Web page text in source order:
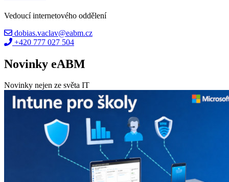
Vedoucí internetového oddělení
dobias.vaclav@eabm.cz
+420 777 027 504
Novinky eABM
Novinky nejen ze světa IT